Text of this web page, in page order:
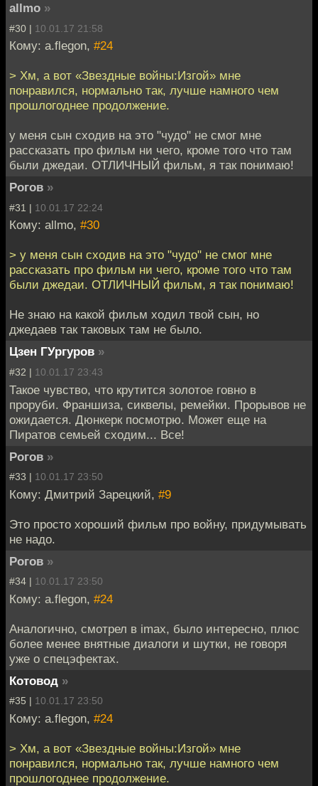
allmo »
#30 | 10.01.17 21:58
Кому: a.flegon, #24
> Хм, а вот «Звездные войны:Изгой» мне
понравился, нормально так, лучше намного чем
прошлогоднее продолжение.
у меня сын сходив на это "чудо" не смог мне
рассказать про фильм ни чего, кроме того что там
были джедаи. ОТЛИЧНЫЙ фильм, я так понимаю!
Рогов »
#31 | 10.01.17 22:24
Кому: allmo, #30
> у меня сын сходив на это "чудо" не смог мне
рассказать про фильм ни чего, кроме того что там
были джедаи. ОТЛИЧНЫЙ фильм, я так понимаю!
Не знаю на какой фильм ходил твой сын, но
джедаев так таковых там не было.
Цзен ГУргуров »
#32 | 10.01.17 23:43
Такое чувство, что крутится золотое говно в
проруби. Франшиза, сиквелы, ремейки. Прорывов не
ожидается. Дюнкерк посмотрю. Может еще на
Пиратов семьей сходим... Все!
Рогов »
#33 | 10.01.17 23:50
Кому: Дмитрий Зарецкий, #9
Это просто хороший фильм про войну, придумывать
не надо.
Рогов »
#34 | 10.01.17 23:50
Кому: a.flegon, #24
Аналогично, смотрел в imax, было интересно, плюс
более менее внятные диалоги и шутки, не говоря
уже о спецэфектах.
Котовод »
#35 | 10.01.17 23:50
Кому: a.flegon, #24
> Хм, а вот «Звездные войны:Изгой» мне
понравился, нормально так, лучше намного чем
прошлогоднее продолжение.